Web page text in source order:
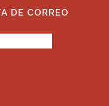
DE CORREO